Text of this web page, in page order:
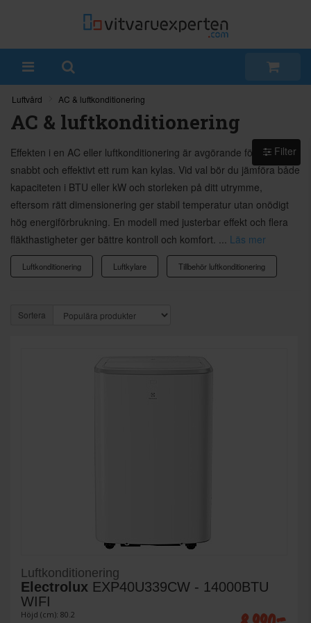
Luftvård AC & luftkonditionering
AC & luftkonditionering
Effekten i en AC eller luftkonditionering är avgörande för hur
snabbt och effektivt ett rum kan kylas. Vid val bör du jämföra både
kapaciteten i BTU eller kW och storleken på ditt utrymme,
eftersom rätt dimensionering ger stabil temperatur utan onödigt
hög energiförbrukning. En modell med justerbar effekt och flera
fläkthastigheter ger bättre kontroll och komfort. ... Läs mer
Luftkonditionering Luftkylare Tillbehör luftkonditionering
Sortera
Luftkonditionering
Electrolux EXP40U339CW - 14000BTU
WIFI
Höjd (cm): 80.2
Filter